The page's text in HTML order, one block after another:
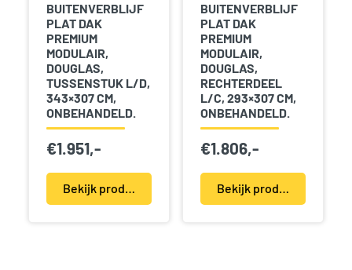
BUITENVERBLIJF
PLAT DAK
PREMIUM
MODULAIR,
DOUGLAS,
TUSSENSTUK L/D,
343×307 CM,
ONBEHANDELD.
€1.951,-
Bekijk product(en)
BUITENVERBLIJF
PLAT DAK
PREMIUM
MODULAIR,
DOUGLAS,
RECHTERDEEL
L/C, 293×307 CM,
ONBEHANDELD.
€1.806,-
Bekijk product(en)